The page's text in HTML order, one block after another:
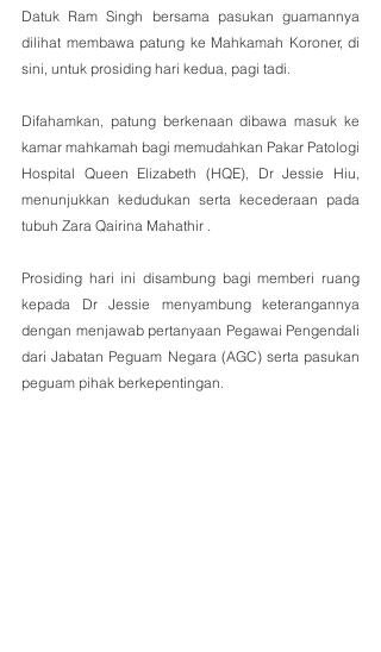
Datuk Ram Singh bersama pasukan guamannya
dilihat membawa patung ke Mahkamah Koroner, di
sini, untuk prosiding hari kedua, pagi tadi.
Difahamkan, patung berkenaan dibawa masuk ke
kamar mahkamah bagi memudahkan Pakar Patologi
Hospital Queen Elizabeth (HQE), Dr Jessie Hiu,
menunjukkan kedudukan serta kecederaan pada
tubuh Zara Qairina Mahathir .
Prosiding hari ini disambung bagi memberi ruang
kepada Dr Jessie menyambung keterangannya
dengan menjawab pertanyaan Pegawai Pengendali
dari Jabatan Peguam Negara (AGC) serta pasukan
peguam pihak berkepentingan.